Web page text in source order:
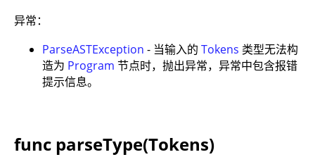
异常：
ParseASTException - 当输入的 Tokens 类型无法构
造为 Program 节点时，抛出异常，异常中包含报错
提示信息。
func parseType(Tokens)